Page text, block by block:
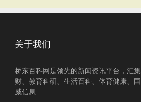
关于我们
桥东百科网是领先的新闻资讯平台，汇
财、教育科研、生活百科、体育健康、
威信息